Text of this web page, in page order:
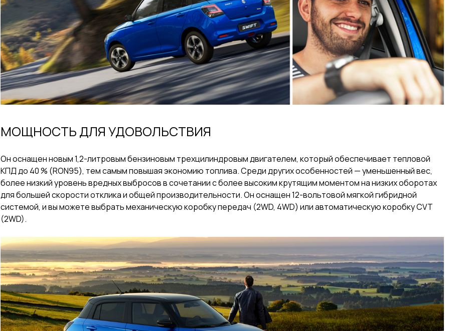
МОЩНОСТЬ ДЛЯ УДОВОЛЬСТВИЯ
Он оснащен новым 1,2-литровым бензиновым трехцилиндровым двигателем, который обеспечивает тепловой
КПД до 40 % (RON95), тем самым повышая экономию топлива. Среди других особенностей — уменьшенный вес,
более низкий уровень вредных выбросов в сочетании с более высоким крутящим моментом на низких оборотах
для большей скорости отклика и общей производительности. Он оснащен 12-вольтовой мягкой гибридной
системой, и вы можете выбрать механическую коробку передач (2WD, 4WD) или автоматическую коробку CVT
(2WD).